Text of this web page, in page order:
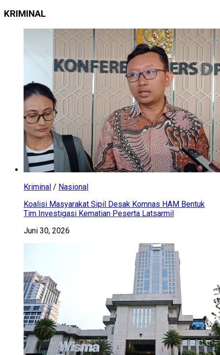
KRIMINAL
Kriminal / Nasional
Koalisi Masyarakat Sipil Desak Komnas HAM Bentuk
Tim Investigasi Kematian Peserta Latsarmil
Juni 30, 2026